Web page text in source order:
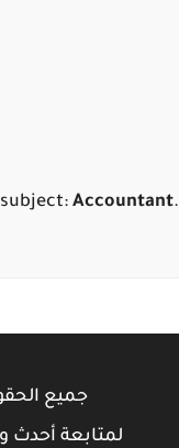
Accountant.
جميع
لمتابعة أحدث